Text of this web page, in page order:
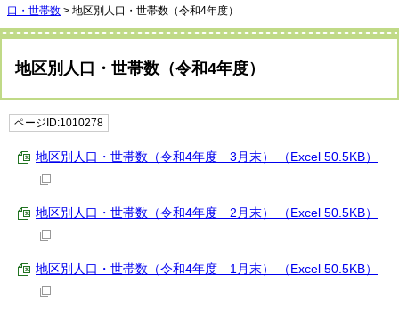
口・世帯数 > 地区別人口・世帯数（令和4年度）
地区別人口・世帯数（令和4年度）
ページID:1010278
地区別人口・世帯数（令和4年度 3月末） （Excel 50.5KB）
地区別人口・世帯数（令和4年度 2月末） （Excel 50.5KB）
地区別人口・世帯数（令和4年度 1月末） （Excel 50.5KB）